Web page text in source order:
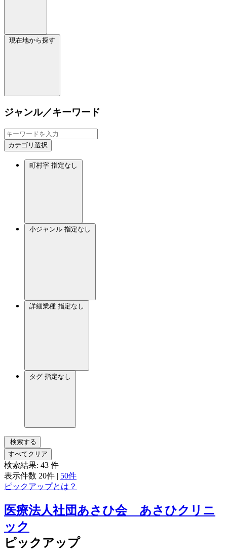
現在地から探す
ジャンル／キーワード
カテゴリ選択
町村字 指定なし
小ジャンル 指定なし
詳細業種 指定なし
タグ 指定なし
検索する
すべてクリア
検索結果: 43 件
表示件数 20件 | 50件
ピックアップとは？
医療法人社団あさひ会 あさひクリニ
ック
ピックアップ